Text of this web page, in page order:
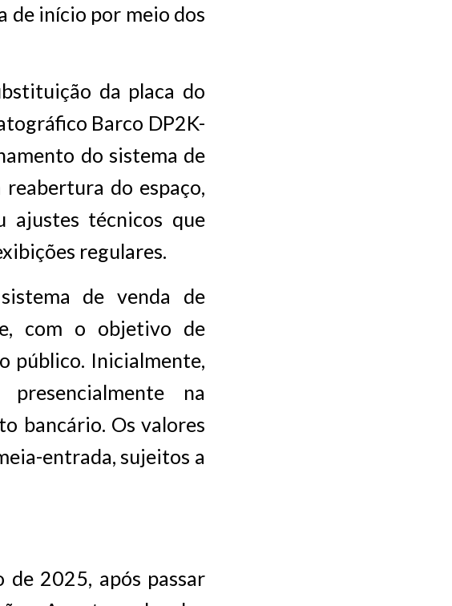
de início por meio dos
da placa do
Barco DP2K-
do sistema de
do espaço,
ajustes técnicos que
regulares.
de venda de
com o objetivo de
público. Inicialmente,
na
bancário. Os valores
entrada, sujeitos a
2025, após passar